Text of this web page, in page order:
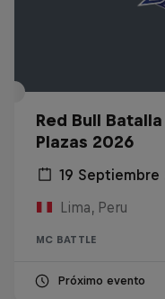
Red Bull
Plazas 2026
19 Septiembre
Lima, Peru
MC BATTLE
Próximo evento